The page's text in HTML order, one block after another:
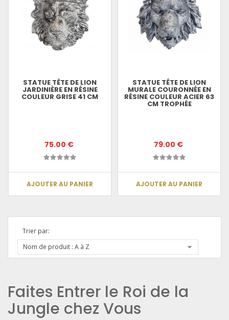
STATUE TÊTE DE LION
JARDINIÈRE EN RÉSINE
COULEUR GRISE 41 CM
75.00 €
AJOUTER AU PANIER
STATUE TÊTE DE LION
MURALE COURONNÉE EN
RÉSINE COULEUR ACIER 63
CM TROPHÉE
79.00 €
AJOUTER AU PANIER
Trier par:
Nom de produit : A à Z
Faites Entrer le Roi de la
Jungle chez Vous